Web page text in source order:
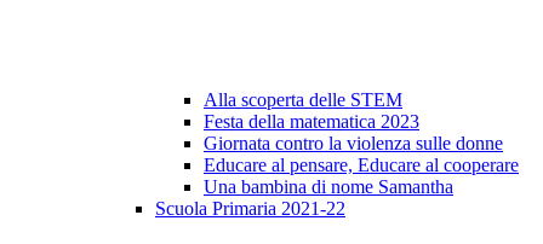
Alla scoperta delle STEM
Festa della matematica 2023
Giornata contro la violenza sulle donne
Educare al pensare, Educare al cooperare
Una bambina di nome Samantha
Scuola Primaria 2021-22